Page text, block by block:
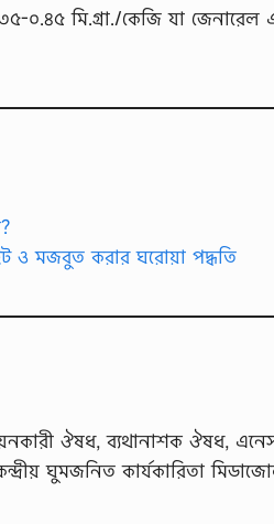
০.৪৫ মি.গ্রা./কেজি যা
ও মজবুত করার ঘরোয়া পদ্ধতি
ঔষধ, ব্যথানাশক ঔষধ,
ঘুমজনিত কার্যকারিতা